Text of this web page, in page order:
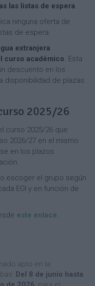
las listas de espera.
ninguna oferta de
de espera.
extranjera
curso académico. Esta
descuento en los
disponibilidad de plazas.
2025/26
curso 2025/26 que
2026/27 en el mismo
en los plazos
escoger el grupo según
EOI y en función de
este enlace.
apto en la
Del 8 de junio hasta